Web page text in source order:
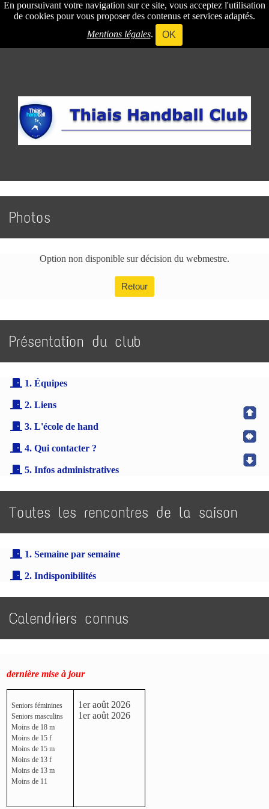
En poursuivant votre navigation sur ce site, vous acceptez l'utilisation
de cookies pour vous proposer des contenus et services adaptés.
Mentions légales. OK
Photos
Option non disponible sur décision du webmestre.
Retour
Présentation du club
1. Équipes
2. Liens
3. L'école de hand
4. Qui contacter ?
5. Infos administratives
Toutes les rencontres de la saison
1. Semaine par semaine
2. Indisponibilités
Calendriers connus
dernière mise à jour
Seniors féminines
Seniors masculins
Moins de 18 m
Moins de 15 f
Moins de 15 m
Moins de 13 f
Moins de 13 m
Moins de 11
1er août 2026
1er août 2026